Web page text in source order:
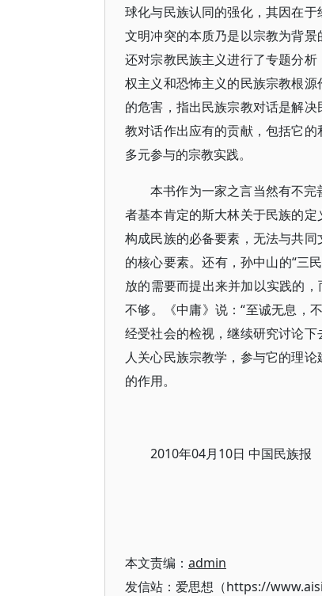
球化与民族认同的强化，其因在
文明冲突的本质乃是以宗教为背
还对宗教民族主义进行了专题分
权主义和恐怖主义的民族宗教根
的危害，指出民族宗教对话是解
教对话作出应有的贡献，包括它
多元参与的宗教实践。
本书作为一家之言当然有不
者基本肯定的斯大林关于民族的
构成民族的必备要素，无法与共
的核心要素。还有，孙中山的“三
放的需要而提出来并加以实践的
不够。《中庸》说：“至诚无息，
经受社会的检视，继续研究讨论
人关心民族宗教学，参与它的理
的作用。
2010年04月10日 中国民族报
本文责编： admin
发信站：爱思想（https://